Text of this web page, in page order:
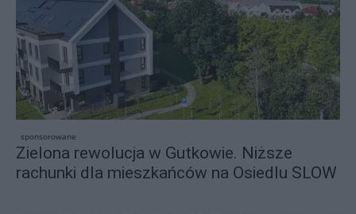
sponsorowane
Zielona rewolucja w Gutkowie. Niższe
rachunki dla mieszkańców na Osiedlu SLOW